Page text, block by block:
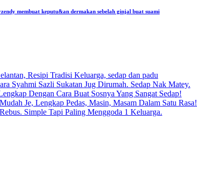
membuat keputu&an dermakan sebelah ginjal buat suami
Resipi Tradisi Keluarga, sedap dan padu
Syahmi Sazli Sukatan Jug Dirumah. Sedap Nak Matey.
Dengan Cara Buat Sosnya Yang Sangat Sedap!
Je, Lengkap Pedas, Masin, Masam Dalam Satu Rasa!
Simple Tapi Paling Menggoda 1 Keluarga.